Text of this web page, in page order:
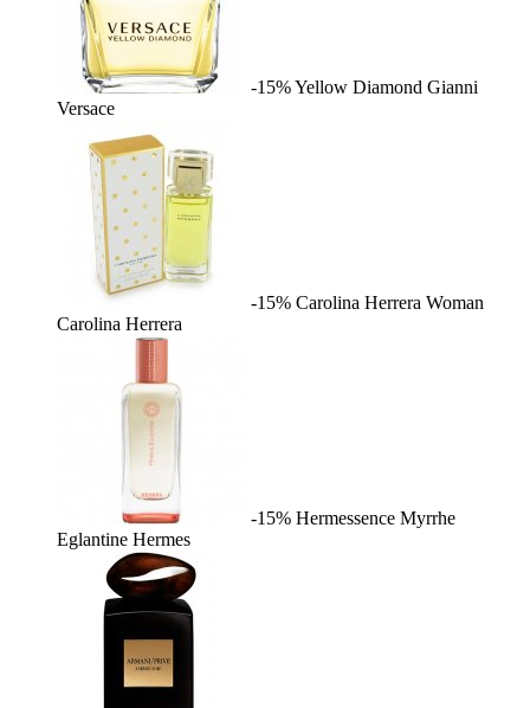
-15%Yellow Diamond Gianni
Versace
-15% Carolina Herrera Woman
Carolina Herrera
-15% Hermessence Myrrhe
Eglantine Hermes